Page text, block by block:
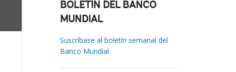
BOLETÍN DEL BANCO
MUNDIAL
Suscríbase al boletín semanal del
Banco Mundial